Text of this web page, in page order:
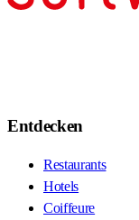
Entdecken
Restaurants
Hotels
Coiffeure